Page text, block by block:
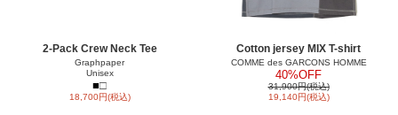
2-Pack Crew Neck Tee
Graphpaper
Unisex
■□
18,700円(税込)
Cotton jersey MIX T-shirt
COMME des GARCONS HOMME
40%OFF
31,900円(税込)
19,140円(税込)